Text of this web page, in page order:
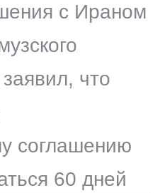
с Ираном
что
соглашению
60 дней